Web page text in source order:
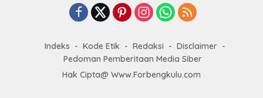
Indeks Kode Etik Redaksi
Disclaimer
Pedoman Pemberitaan Media Siber
Hak Cipta@ Www.Forbengkulu.com